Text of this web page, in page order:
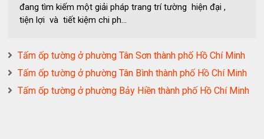
đang tìm kiếm một giải pháp trang trí tường hiện đại ,
tiện lợi và tiết kiệm chi ph...
Tấm ốp tường ở phường Tân Sơn thành phố Hồ Chí Minh
Tấm ốp tường ở phường Tân Bình thành phố Hồ Chí Minh
Tấm ốp tường ở phường Bảy Hiền thành phố Hồ Chí Minh